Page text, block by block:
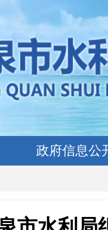
政府信息公